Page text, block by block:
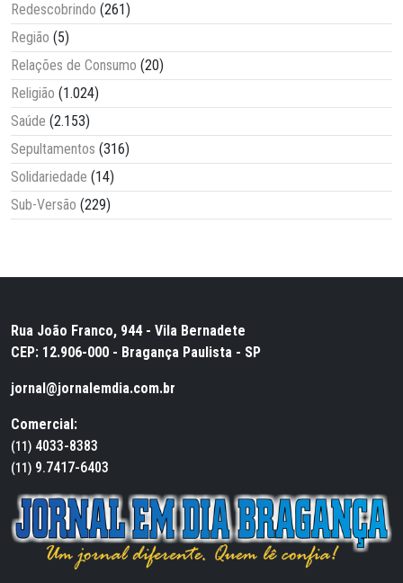
Redescobrindo (261)
Região (5)
Relações de Consumo (20)
Religião (1.024)
Saúde (2.153)
Sepultamentos (316)
Solidariedade (14)
Sub-Versão (229)
Rua João Franco, 944 - Vila Bernadete
CEP: 12.906-000 - Bragança Paulista - SP
jornal@jornalemdia.com.br
Comercial:
(11) 4033-8383
(11) 9.7417-6403